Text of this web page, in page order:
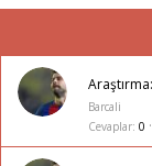
Barcali
Cevaplar 0